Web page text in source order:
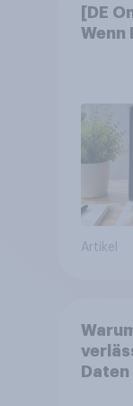
[DE
Wenn
Artikel